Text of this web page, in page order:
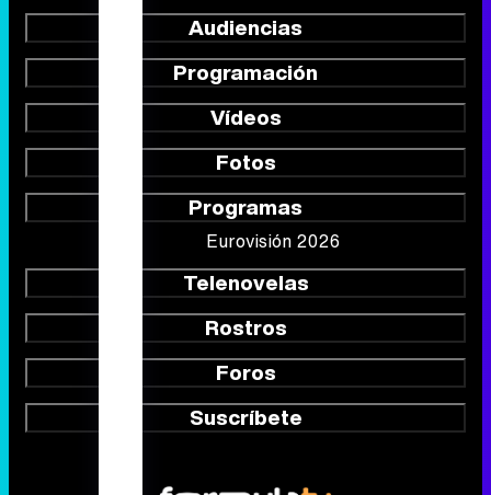
Audiencias
Programación
Vídeos
Fotos
Programas
Eurovisión 2026
Telenovelas
Rostros
Foros
Suscríbete